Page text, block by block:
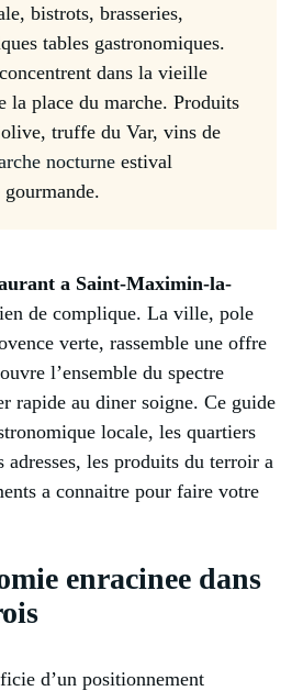
bistrots, brasseries,
tables gastronomiques.
dans la vieille
la place du marche. Produits
truffe du Var, vins de
nocturne estival
a Saint-Maximin-la-
de complique. La ville, pole
verte, rassemble une offre
l’ensemble du spectre
rapide au diner soigne. Ce guide
locale, les quartiers
adresses, les produits du terroir a
a connaitre pour faire votre
enracinee dans
d’un positionnement